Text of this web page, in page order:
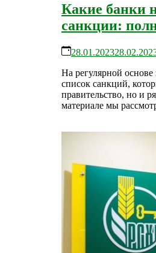
Какие банки
санкции:
28.01.2023
На регулярной
список санкций,
правительство, но и
материале мы